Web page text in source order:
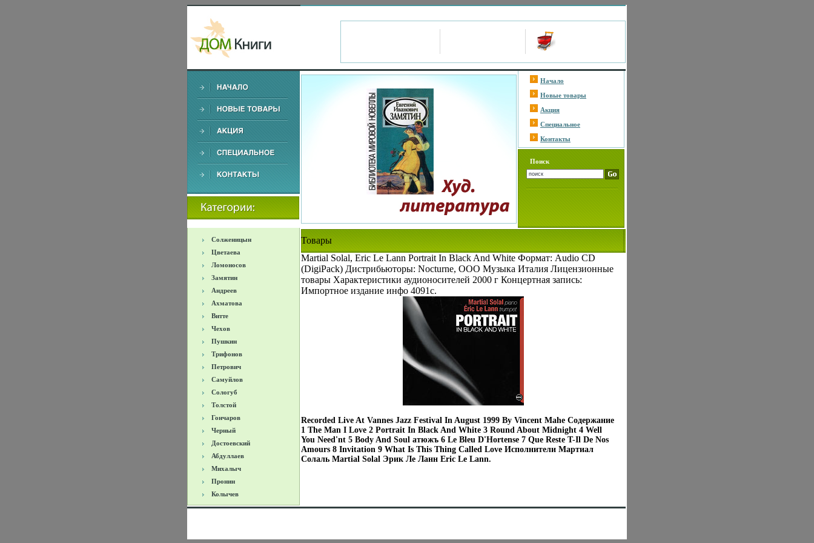
Начало
Новые товары
Акция
Специальное
Контакты
Поиск
Солженицын
Цветаева
Ломоносов
Замятин
Андреев
Ахматова
Витте
Чехов
Пушкин
Трифонов
Петрович
Самуйлов
Сологуб
Толстой
Гончаров
Черный
Достоевский
Абдуллаев
Михалыч
Пронин
Колычев
Товары
Martial Solal, Eric Le Lann Portrait In Black And White Формат: Audio CD
(DigiPack) Дистрибьюторы: Nocturne, ООО Музыка Италия Лицензионные
товары Характеристики аудионосителей 2000 г Концертная запись:
Импортное издание инфо 4091c.
Recorded Live At Vannes Jazz Festival In August 1999 By Vincent Mahe Содержание
1 The Man I Love 2 Portrait In Black And White 3 Round About Midnight 4 Well
You Need'nt 5 Body And Soul атюжъ 6 Le Bleu D'Hortense 7 Que Reste T-Il De Nos
Amours 8 Invitation 9 What Is This Thing Called Love Исполнители Мартиал
Солаль Martial Solal Эрик Ле Ланн Eric Le Lann.